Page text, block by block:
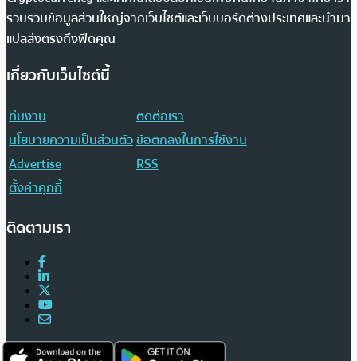
รวบรวมข้อมูลส่วนใหญ่จากเว็บไซต์และเว็บบอร์ดต่างประเทศและนำมา
แปลส่งตรงถึงฟีดคุณ
เกี่ยวกับเว็บไซต์นี้
ทีมงาน
ติดต่อเรา
นโยบายความเป็นส่วนตัวข้อตกลงในการใช้งาน
Advertise
RSS
ตั้งค่าคุกกี้
ติดตามเรา